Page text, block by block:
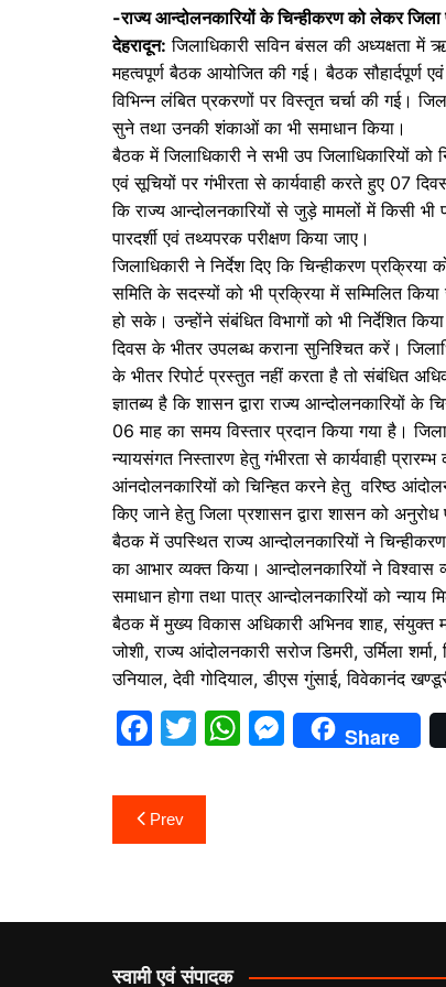
c
e
b
o
o
k
itt
er
at
s
A
p
p
s
s
e
n
g
er
-राज्य आन्दोलनकारियों के चिन्हीकरण को लेकर
देहरादून: जिलाधिकारी सविन बंसल की अध्यक्षता में
महत्वपूर्ण बैठक आयोजित की गई। बैठक सौहार्दपूर्ण
विभिन्न लंबित प्रकरणों पर विस्तृत चर्चा की गई।
सुने तथा उनकी शंकाओं का भी समाधान किया।
बैठक में जिलाधिकारी ने सभी उप जिलाधिकारियों
एवं सूचियों पर गंभीरता से कार्यवाही करते हुए 07
कि राज्य आन्दोलनकारियों से जुड़े मामलों में किसी
पारदर्शी एवं तथ्यपरक परीक्षण किया जाए।
जिलाधिकारी ने निर्देश दिए कि चिन्हीकरण
समिति के सदस्यों को भी प्रक्रिया में सम्मिलित
हो सके। उन्होंने संबंधित विभागों को भी निर्देशित
दिवस के भीतर उपलब्ध कराना सुनिश्चित करें।
के भीतर रिपोर्ट प्रस्तुत नहीं करता है तो संबंधित
ज्ञातब्य है कि शासन द्वारा राज्य आन्दोलनकारियों
06 माह का समय विस्तार प्रदान किया गया है।
न्यायसंगत निस्तारण हेतु गंभीरता से कार्यवाही
आंनदोलनकारियों को चिन्हित करने हेतु वरिष्ठ
किए जाने हेतु जिला प्रशासन द्वारा शासन को
बैठक में उपस्थित राज्य आन्दोलनकारियों ने
का आभार व्यक्त किया। आन्दोलनकारियों ने
समाधान होगा तथा पात्र आन्दोलनकारियों को न्याय
बैठक में मुख्य विकास अधिकारी अभिनव शाह, संयुक्त
जोशी, राज्य आंदोलनकारी सरोज डिमरी, उर्मिला
उनियाल, देवी गोदियाल, डीएस गुंसाई, विवेकानंद
F
c
e
k
T
itt
er
W M
e
er
Share
Post
navigation
Prev
स्वामी एवं संपादक